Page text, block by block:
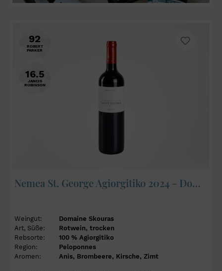
92
ROBERT
PARKER
16.5
JANCIS
ROBINSON
Nemea St. George Agiorgitiko 2024 - Domaine Skouras
Weingut:
Domaine Skouras
Art, Süße:
Rotwein, trocken
Rebsorte:
100 % Agiorgitiko
Region:
Peloponnes
Aromen:
Anis, Brombeere, Kirsche, Zimt